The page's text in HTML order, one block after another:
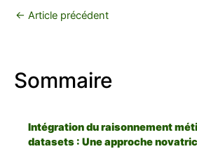
← Article précédent
Sommaire
Intégration du raisonnement
datasets : Une approche